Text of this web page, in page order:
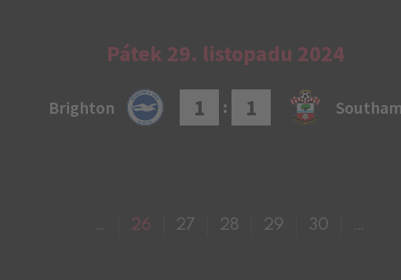
Pátek 29. listopadu 2024
Brighton 1 : 1
… 26 27 28 29 30 …